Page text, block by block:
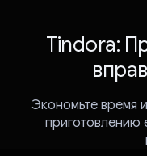
Tindora:
Экономьте время
приготовлению